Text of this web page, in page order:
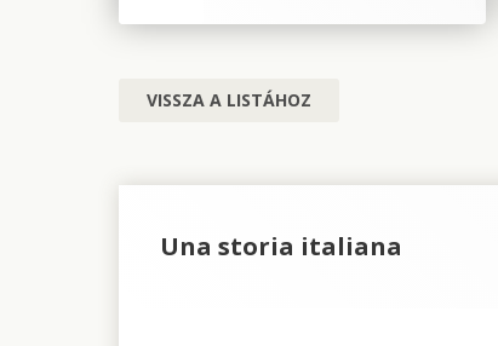
VISSZA A LISTÁHOZ
Una storia italiana